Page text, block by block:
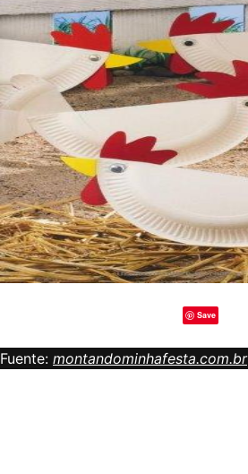
Save
Fuente: montandominhafesta.com.br